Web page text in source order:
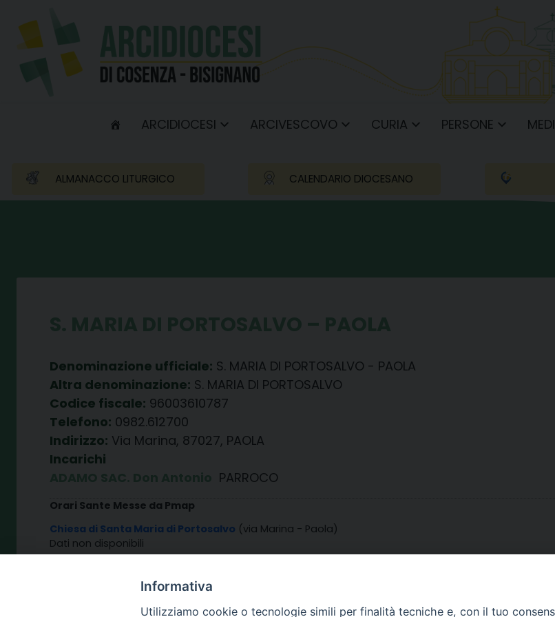
content
ARCIDIOCESI ARCIVESCOVO CURIA PERSONE
ALMANACCO LITURGICO CALENDARIO DIOCESANO
Denominazione ufficiale: S. MARIA DI PORTOSALVO - PAOLA
Altra denominazione: S. MARIA DI PORTOSALVO
Codice fiscale: 96003610787
Telefono: 0982.612700
Indirizzo: Via Marina, 87027, PAOLA
Incarichi
PARROCO
Orari Sante Messe da Pmap
Chiesa di Santa Maria di Portosalvo (via Marina - Paola)
Dati non disponibili
Dati non disponibiliInformativa
Utilizziamo cookie o tecnologie simili per finalità tecniche e, con il tuo